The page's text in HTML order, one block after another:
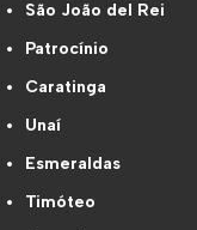
São João del Rei
Patrocínio
Caratinga
Unaí
Esmeraldas
Timóteo